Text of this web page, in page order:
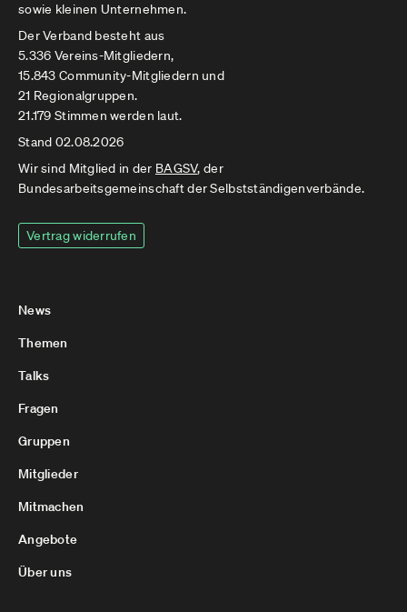
sowie kleinen Unternehmen.
Der Verband besteht aus
5.336 Vereins-Mitgliedern,
15.843 Community-Mitgliedern und
21 Regionalgruppen.
21.179 Stimmen werden laut.
Stand 02.08.2026
Wir sind Mitglied in der BAGSV, der
Bundesarbeitsgemeinschaft der Selbstständigenverbände.
Vertrag widerrufen
News
Themen
Talks
Fragen
Gruppen
Mitglieder
Mitmachen
Angebote
Über uns